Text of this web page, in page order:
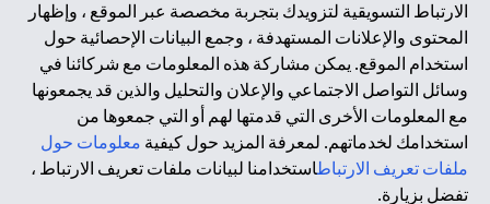
الارتباط التسويقية لتزويدك بتجربة مخصصة عبر الموقع ، وإظهار
المحتوى والإعلانات المستهدفة ، وجمع البيانات الإحصائية حول
استخدام الموقع. يمكن مشاركة هذه المعلومات مع شركائنا في
وسائل التواصل الاجتماعي والإعلان والتحليل والذين قد يجمعونها
مع المعلومات الأخرى التي قدمتها لهم أو التي جمعوها من
استخدامك لخدماتهم. لمعرفة المزيد حول كيفية معلومات حول
ملفات تعريف الارتباطاستخدامنا لبيانات ملفات تعريف الارتباط ،
تفضل بزيارة.
الإمارات في دبي، وCN-1002019لفرع أبوظبي. هاتف: 4000 311 04.
فرع سيتي بنك إن إيه - الإمارات العربية المتحدة مرخص من مصرف
الإمارات العربية المتحدة المركزي كفرع لبنك أجنبي.
سيتي بنك إن إيه الإمارات العربية المتحدة مرخص من هيئة الأوراق المالية
والسلع في الإمارات العربية المتحدة ("SCA") للقيام بالنشاط المالي لـ أ)
الاستشارات المالية والتعريف والترويج بموجب ترخيص رقم
20200000097 ب) وسيط تداول في الأسواق الدولية بموجب ترخيص